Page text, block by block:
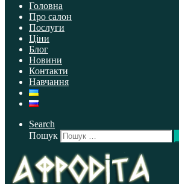
Головна
Про салон
Послуги
Ціни
Блог
Новини
Контакти
Навчання
Search
Пошук